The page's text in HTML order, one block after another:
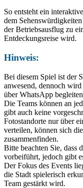
So entsteht ein
dem
der Betriebsausflug zu
Entdeckungsreise wird.
Hinweis:
Bei diesem Spiel ist der
anwesend, dennoch
über WhatsApp
Die Teams können an
gibt auch keine
Fotostandorte nur über
verteilen, können sich
zusammenfinden.
Bitte beachten Sie, dass
vorbeiführt, jedoch gibt
Der Fokus des Events
die Stadt spielerisch
Team gestärkt wird.